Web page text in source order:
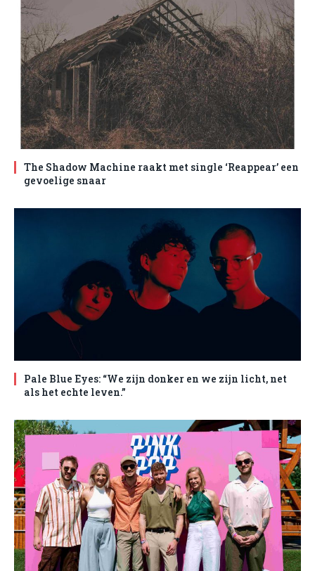
The Shadow Machine raakt met single ‘Reappear’ een
gevoelige snaar
Pale Blue Eyes: “We zijn donker en we zijn licht, net
als het echte leven.”